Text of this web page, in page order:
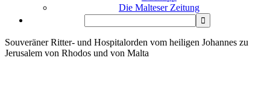
Die Malteser Zeitung
Souveräner Ritter- und Hospitalorden vom heiligen Johannes zu
Jerusalem von Rhodos und von Malta